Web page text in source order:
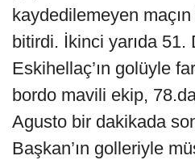
kaydedilemeyen maçın
bitirdi. İkinci yarıda
Eskihellaç’ın golüyle
bordo mavili ekip,
Agusto bir dakikada
Başkan’ın golleriyle